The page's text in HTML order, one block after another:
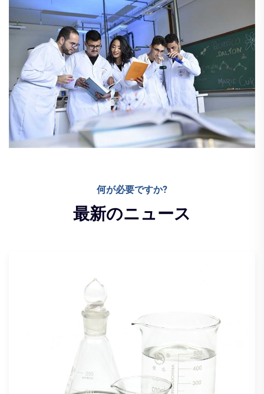
何が必要ですか?
最新のニュース
大規模製造プロジェクト向け
シリコーン接着剤
Cosilは、大規模製造向けに高性能のバル
接着剤を提供し、さまざまな業界で信頼性
着ソリューションを提供します。